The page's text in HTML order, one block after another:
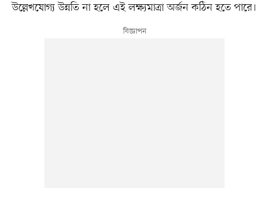
উল্লেখযোগ্য উন্নতি না হলে এই লক্ষ্যমাত্রা অর্জন কঠিন হতে পারে।